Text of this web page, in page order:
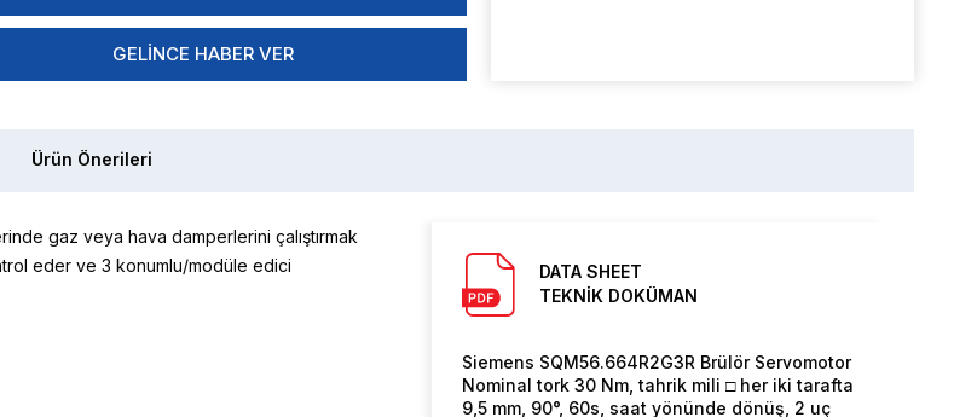
GELINCE HABER VER
Ürün Önerileri
gaz veya hava damperlerini çalıştırmak
eder ve 3 konumlu/modüle edici
DATA SHEET
TEKNİK DOKÜMAN
Siemens SQM56.664R2G3R Brülör Servomotor
Nominal tork 30 Nm, tahrik mili □ her iki tarafta
9,5 mm, 90°, 60s, saat yönünde dönüş, 2 uç